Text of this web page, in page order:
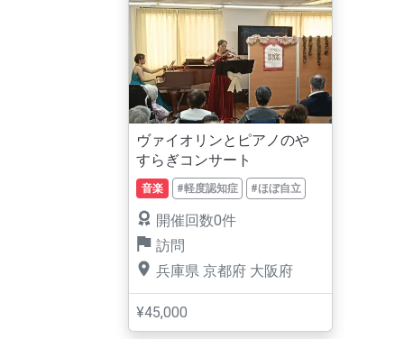
ヴァイオリンとピアノのや
すらぎコンサート
音楽 #軽度認知症 #ほぼ自立
開催回数0件
訪問
兵庫県 京都府 大阪府
¥45,000